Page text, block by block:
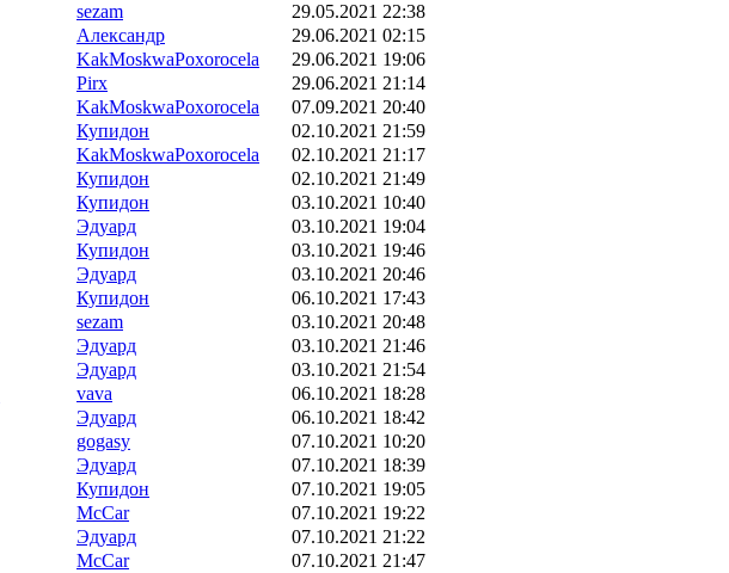
sezam
29.05.2021 22:38
Александр
29.06.2021 02:15
KakMoskwaPoxorocela
29.06.2021 19:06
Pirx
29.06.2021 21:14
KakMoskwaPoxorocela
07.09.2021 20:40
Купидон
02.10.2021 21:59
KakMoskwaPoxorocela
02.10.2021 21:17
Купидон
02.10.2021 21:49
Купидон
03.10.2021 10:40
Эдуард
03.10.2021 19:04
Купидон
03.10.2021 19:46
Эдуард
03.10.2021 20:46
Купидон
06.10.2021 17:43
sezam
03.10.2021 20:48
Эдуард
03.10.2021 21:46
Эдуард
03.10.2021 21:54
vava
06.10.2021 18:28
Эдуард
06.10.2021 18:42
gogasy
07.10.2021 10:20
Эдуард
07.10.2021 18:39
Купидон
07.10.2021 19:05
McCar
07.10.2021 19:22
Эдуард
07.10.2021 21:22
McCar
07.10.2021 21:47